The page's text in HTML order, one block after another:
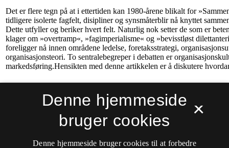
×
Denne hjemmeside
bruger cookies
Denne hjemmeside bruger cookies til at forbedre